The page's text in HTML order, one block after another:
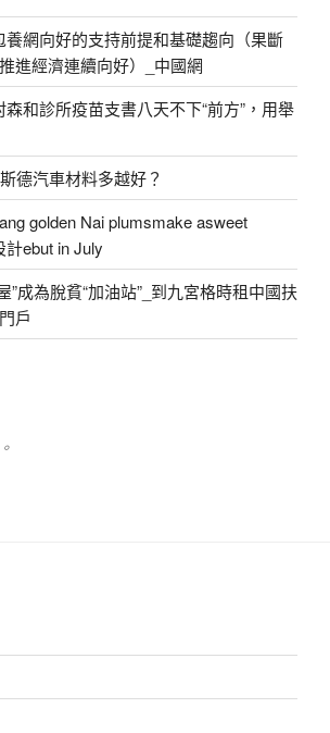
養網向好的支持前提和基礎趨向（果斷
進經濟連續向好）_中國網
和診所疫苗支書八天不下“前方”，用舉
德汽車材料多越好？
golden Nai plumsmake asweet
ebut in July
”成為脫貧“加油站”_到九宮格時租中國扶
戶